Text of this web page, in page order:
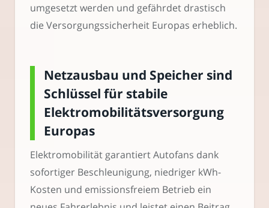
umgesetzt werden und gefährdet drastisch
die Versorgungssicherheit Europas erheblich.
Netzausbau und Speicher sind
Schlüssel für stabile
Elektromobilitätsversorgung
Europas
Elektromobilität garantiert Autofans dank
sofortiger Beschleunigung, niedriger kWh-
Kosten und emissionsfreiem Betrieb ein